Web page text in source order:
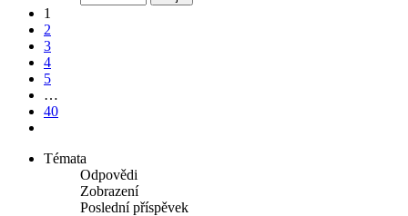
z
40
1
2
3
4
5
…
40
Témata
Odpovědi
Zobrazení
Poslední příspěvek